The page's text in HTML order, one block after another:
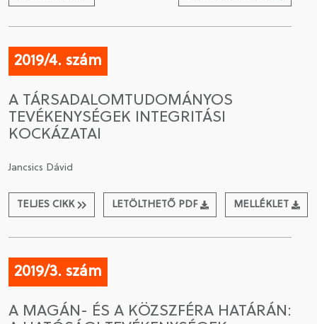
2019/4. szám
A TÁRSADALOMTUDOMÁNYOS
TEVÉKENYSÉGEK INTEGRITÁSI
KOCKÁZATAI
Jancsics Dávid
TELJES CIKK LETÖLTHETŐ PDF MELLÉKLET
2019/3. szám
A MAGÁN- ÉS A KÖZSZFÉRA HATÁRÁN: